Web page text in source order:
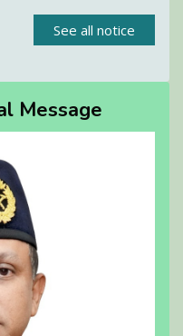
See all notice
Message